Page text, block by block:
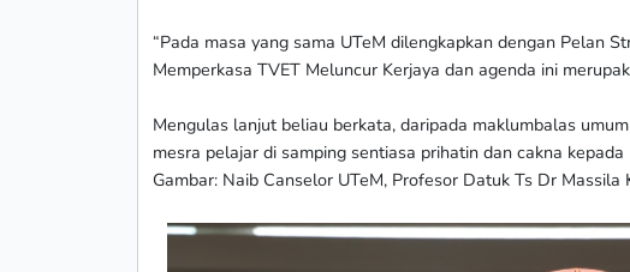
“Pada masa yang sama UTeM dilengkapkan dengan Pelan
Memperkasa TVET Meluncur Kerjaya dan agenda ini
Mengulas lanjut beliau berkata, daripada maklumbalas
mesra pelajar di samping sentiasa prihatin dan cakna
Gambar: Naib Canselor UTeM, Profesor Datuk Ts Dr Massila